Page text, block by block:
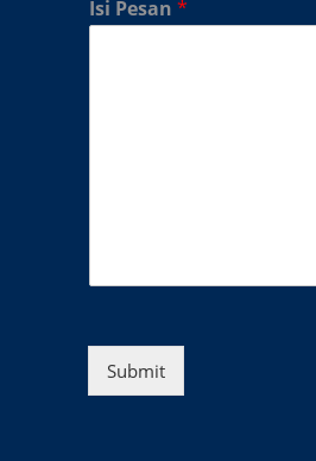
Isi Pesan *
Submit